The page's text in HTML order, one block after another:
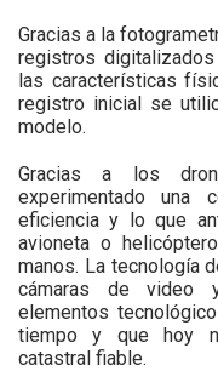
Gracias a la
registros
las características
registro inicial se
modelo.
Gracias a los
experimentado una
eficiencia y lo que
avioneta o
manos. La tecnología
cámaras de video
elementos
tiempo y que hoy
catastral fiable.